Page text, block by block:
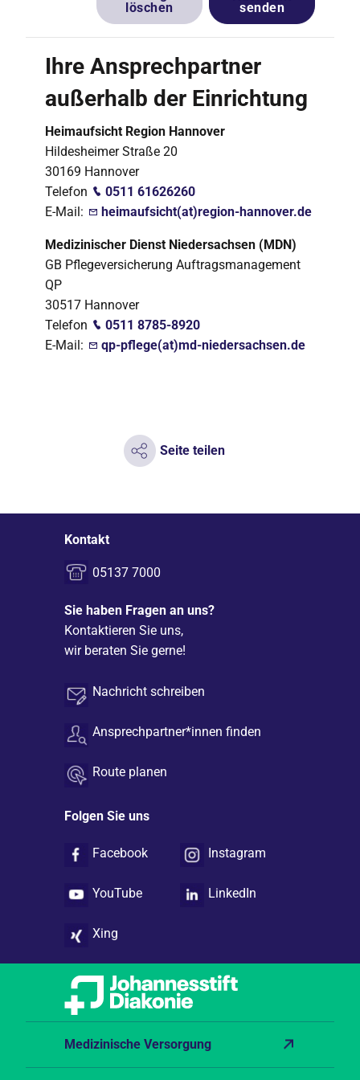
löschen
senden
Ihre Ansprechpartner
außerhalb der Einrichtung
Heimaufsicht Region Hannover
Hildesheimer Straße 20
30169 Hannover
Telefon
0511 61626260
E-Mail:
heimaufsicht(at)region-hannover.de
Medizinischer Dienst Niedersachsen (MDN)
GB Pflegeversicherung Auftragsmanagement
QP
30517 Hannover
Telefon
0511 8785-8920
E-Mail:
qp-pflege(at)md-niedersachsen.de
Seite teilen
Kontakt
05137 7000
Sie haben Fragen an uns?
Kontaktieren Sie uns,
wir beraten Sie gerne!
Nachricht schreiben
Ansprechpartner*innen finden
Route planen
Folgen Sie uns
Facebook Instagram
YouTube LinkedIn
Xing
Medizinische Versorgung